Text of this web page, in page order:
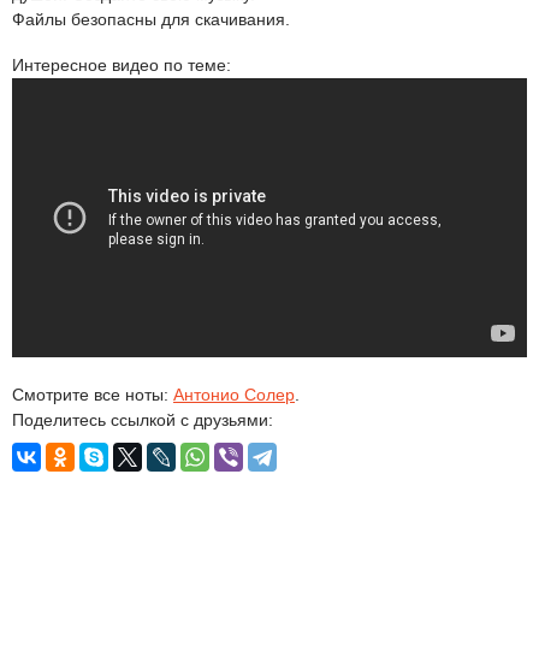
Файлы безопасны для скачивания.
Интересное видео по теме:
Смотрите все ноты: Антонио Солер
Поделитесь ссылкой с друзьями: